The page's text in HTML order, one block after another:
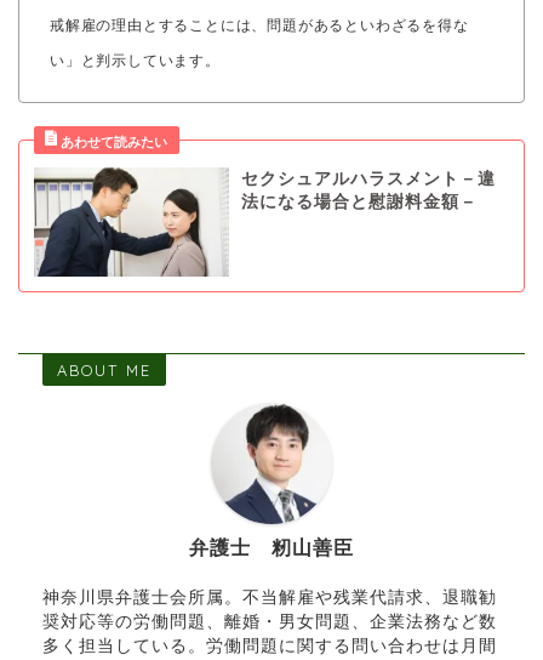
戒解雇の理由とすることには、問題があるといわざるを得な
い」と判示しています。
セクシュアルハラスメント－違
法になる場合と慰謝料金額－
ABOUT ME
弁護士 籾山善臣
神奈川県弁護士会所属。不当解雇や残業代請求、退職勧
奨対応等の労働問題、離婚・男女問題、企業法務など数
多く担当している。労働問題に関する問い合わせは月間